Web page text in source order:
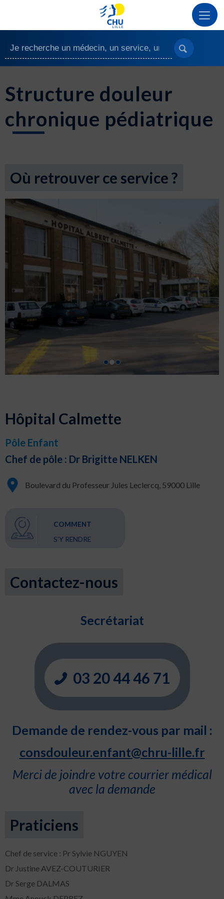
Structure douleur
chronique pédiatrique
Où retrouver ce service ?
Hôpital Calmette
Pôle Enfant
Chef de pôle : Dr Brigitte NELKEN
Boulevard du Professeur Jules Leclercq, 59000 Lille
COMMENT
S'Y RENDRE
Contactez-nous
Secrétariat
03 20 44 46 71
Demande de rendez-vous par mail :
consdouleur.enfant@chru-lille.fr
Merci de joindre votre courrier médical
avec la demande
Praticiens
Chef de service : Pr Sylvie NGUYEN
Dr Justine AVEZ-COUTURIER
Dr Serge DALMAS